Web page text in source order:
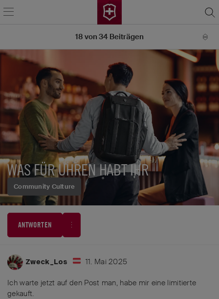
Community Culture
WAS FÜR UHREN HABT IHR
ANTWORTEN
18 von 34 Beiträgen
Zweck_Los 11. Mai 2025
Ich warte jetzt auf den Post man, habe mir eine limitierte
gekauft.